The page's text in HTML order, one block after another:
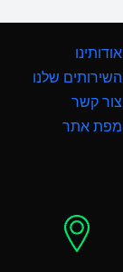
אודותינו
השירותים שלנו
צור קשר
מפת אתר